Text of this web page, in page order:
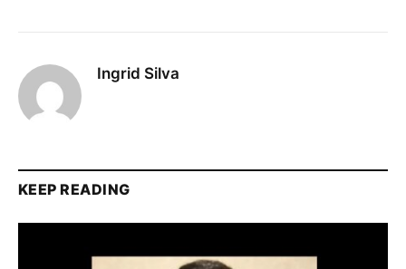
Ingrid Silva
KEEP READING